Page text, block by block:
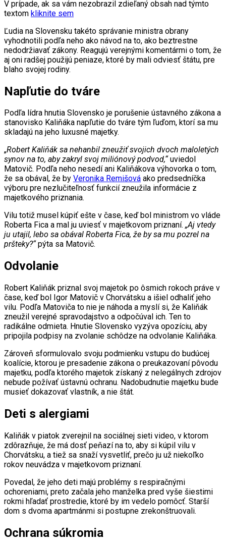
V prípade, ak sa vám nezobrazil zdieľaný obsah nad týmto
textom kliknite sem
Ľudia na Slovensku takéto správanie ministra obrany
vyhodnotili podľa neho ako návod na to, ako beztrestne
nedodržiavať zákony. Reagujú verejnými komentármi o tom, že
aj oni radšej použijú peniaze, ktoré by mali odviesť štátu, pre
blaho svojej rodiny.
Napľutie do tváre
Podľa lídra hnutia Slovensko je porušenie ústavného zákona a
stanovisko Kaliňáka napľutie do tváre tým ľuďom, ktorí sa mu
skladajú na jeho luxusné majetky.
„Robert Kaliňák sa nehanbil zneužiť svojich dvoch maloletých
synov na to, aby zakryl svoj miliónový podvod,“ uviedol
Matovič. Podľa neho nesedí ani Kaliňákova výhovorka o tom,
že sa obával, že by Veronika Remišová ako predsedníčka
výboru pre nezlučiteľnosť funkcií zneužila informácie z
majetkového priznania.
Vilu totiž musel kúpiť ešte v čase, keď bol ministrom vo vláde
Roberta Fica a mal ju uviesť v majetkovom priznaní. „Aj vtedy
ju utajil, lebo sa obával Roberta Fica, že by sa mu pozrel na
pršteky?“ pýta sa Matovič.
Odvolanie
Robert Kaliňák priznal svoj majetok po ôsmich rokoch práve v
čase, keď bol Igor Matovič v Chorvátsku a išiel odhaliť jeho
vilu. Podľa Matoviča to nie je náhoda a myslí si, že Kaliňák
zneužil verejné spravodajstvo a odpočúval ich. Ten to
radikálne odmieta. Hnutie Slovensko vyzýva opozíciu, aby
pripojila podpisy na zvolanie schôdze na odvolanie Kaliňáka.
Zároveň sformulovalo svoju podmienku vstupu do budúcej
koalície, ktorou je presadenie zákona o preukazovaní pôvodu
majetku, podľa ktorého majetok získaný z nelegálnych zdrojov
nebude požívať ústavnú ochranu. Nadobudnutie majetku bude
musieť dokazovať vlastník, a nie štát.
Deti s alergiami
Kaliňák v piatok zverejnil na sociálnej sieti video, v ktorom
zdôrazňuje, že má dosť peňazí na to, aby si kúpil vilu v
Chorvátsku, a tiež sa snaží vysvetliť, prečo ju už niekoľko
rokov neuvádza v majetkovom priznaní.
Povedal, že jeho deti majú problémy s respiračnými
ochoreniami, preto začala jeho manželka pred vyše šiestimi
rokmi hľadať prostredie, ktoré by im vedelo pomôcť. Starší
dom s dvoma apartmánmi si postupne zrekonštruovali.
Ochrana súkromia